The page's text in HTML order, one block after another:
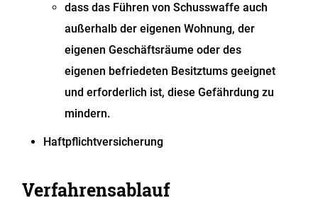
dass das Führen von Schusswaffeauch
außerhalb der eigenen Wohnung, der
eigenen Geschäftsräume oder des
eigenen befriedeten Besitztums geeignet
und erforderlich ist, diese Gefährdungzu
mindern.
Haftpflichtversicherung
Verfahrensablauf